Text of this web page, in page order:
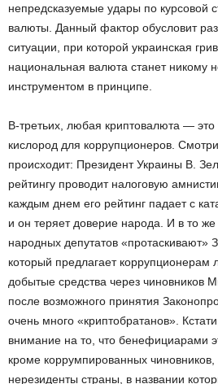
непредсказуемые удары по курсовой
валюты. Данный фактор обусловит
ситуации, при которой украинская
национальная валюта станет никому
инструментом в принципе.
В-третьих, любая криптовалюта —
кислород для коррупционеров.
происходит: Президент Украины В.
рейтингу проводит налоговую
каждым днем его рейтинг падает с
и он теряет доверие народа. И в то
народных депутатов «протаскивают»
который предлагает коррупционерам
добытые средства через чиновников
после возможного принятия
очень много «криптобратанов».
внимание на то, что бенефициарами
кроме коррумпированных чиновников,
нерезиденты страны, в названии